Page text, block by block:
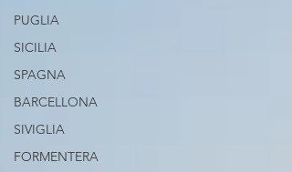
PUGLIA
SICILIA
SPAGNA
BARCELLONA
SIVIGLIA
FORMENTERA